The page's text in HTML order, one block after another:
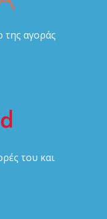
της αγοράς
του και